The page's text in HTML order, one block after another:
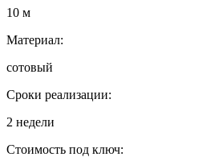
10 м
Материал:
сотовый
Сроки реализации:
2 недели
Стоимость под ключ: